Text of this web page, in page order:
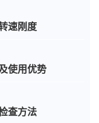
速刚度
使用优势
查方法